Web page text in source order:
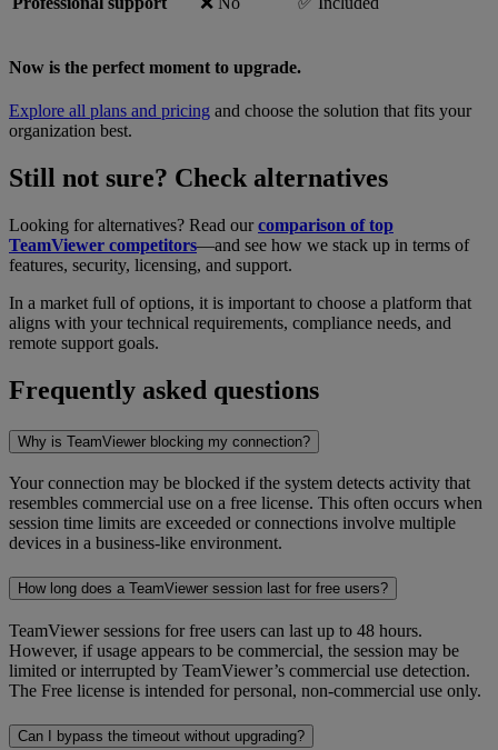
Now is the perfect moment to upgrade.
Explore all plans and pricing and choose the solution that fits your
organization best.
Still not sure? Check alternatives
Looking for alternatives? Read ourcomparison of top
TeamViewer competitors—and see how we stack up in terms of
features, security, licensing, and support.
In a market full of options, it is important to choose a platform that
aligns with your technical requirements, compliance needs, and
remote support goals.
Frequently asked questions
Why is TeamViewer blocking my connection?
Your connection may be blocked if the system detects activity that
resembles commercial use on a free license. This often occurs when
session time limits are exceeded or connections involve multiple
devices in a business-like environment.
How long does a TeamViewer session last for free users?
TeamViewer sessions for free users can last up to 48 hours.
However, if usage appears to be commercial, the session may be
limited or interrupted by TeamViewer’s commercial use detection.
The Free license is intended for personal, non-commercial use only.
Can I bypass the timeout without upgrading?